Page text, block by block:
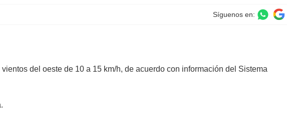
Síguenos en:
del oeste de 10 a 15 km/h, de acuerdo con información del Sistema